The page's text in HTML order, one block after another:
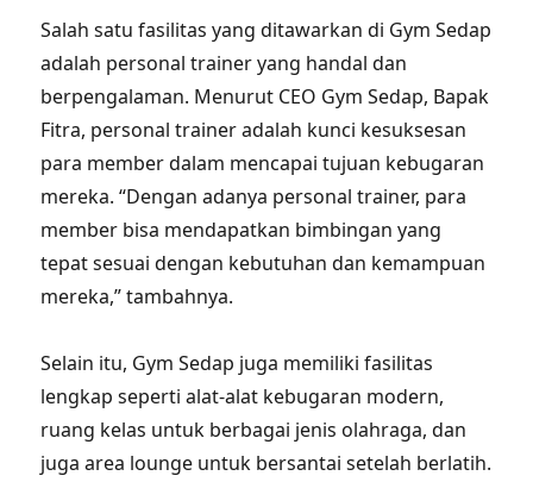
Salah satu fasilitas yang ditawarkan di Gym Sedap
adalah personal trainer yang handal dan
berpengalaman. Menurut CEO Gym Sedap, Bapak
Fitra, personal trainer adalah kunci kesuksesan
para member dalam mencapai tujuan kebugaran
mereka. “Dengan adanya personal trainer, para
member bisa mendapatkan bimbingan yang
tepat sesuai dengan kebutuhan dan kemampuan
mereka,” tambahnya.
Selain itu, Gym Sedap juga memiliki fasilitas
lengkap seperti alat-alat kebugaran modern,
ruang kelas untuk berbagai jenis olahraga, dan
juga area lounge untuk bersantai setelah berlatih.